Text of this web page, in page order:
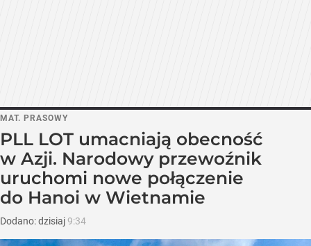
MAT. PRASOWY
PLL LOT umacniają obecność
w Azji. Narodowy przewoźnik
uruchomi nowe połączenie
do Hanoi w Wietnamie
Dodano:dzisiaj 9:34